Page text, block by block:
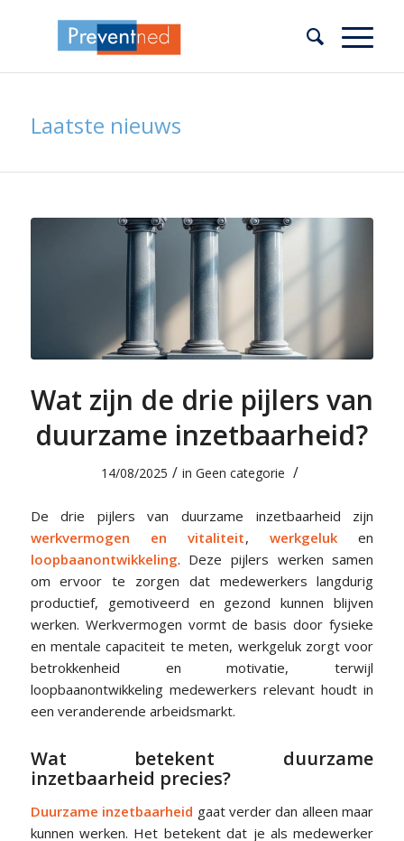
Laatste nieuws
Wat zijn de drie pijlers van
duurzame inzetbaarheid?
14/08/2025 / in Geen categorie /
De drie pijlers van duurzame inzetbaarheid zijn
werkvermogen en vitaliteit, werkgeluken
loopbaanontwikkeling. Deze pijlers werken samen
om ervoor te zorgen dat medewerkers langdurig
productief, gemotiveerd en gezond kunnen blijven
werken. Werkvermogen vormt de basis door fysieke
en mentale capaciteit te meten, werkgeluk zorgt voor
betrokkenheid en motivatie, terwijl
loopbaanontwikkeling medewerkers relevant houdt in
een veranderende arbeidsmarkt.
Wat betekent duurzame
inzetbaarheid precies?
Duurzame inzetbaarheid gaat verder dan alleen maar
kunnen werken. Het betekent dat je als medewerker